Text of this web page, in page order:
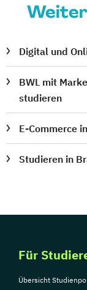
Digital und
BWL mit
studieren
E-Commerce
Studieren in
Für
Übersicht